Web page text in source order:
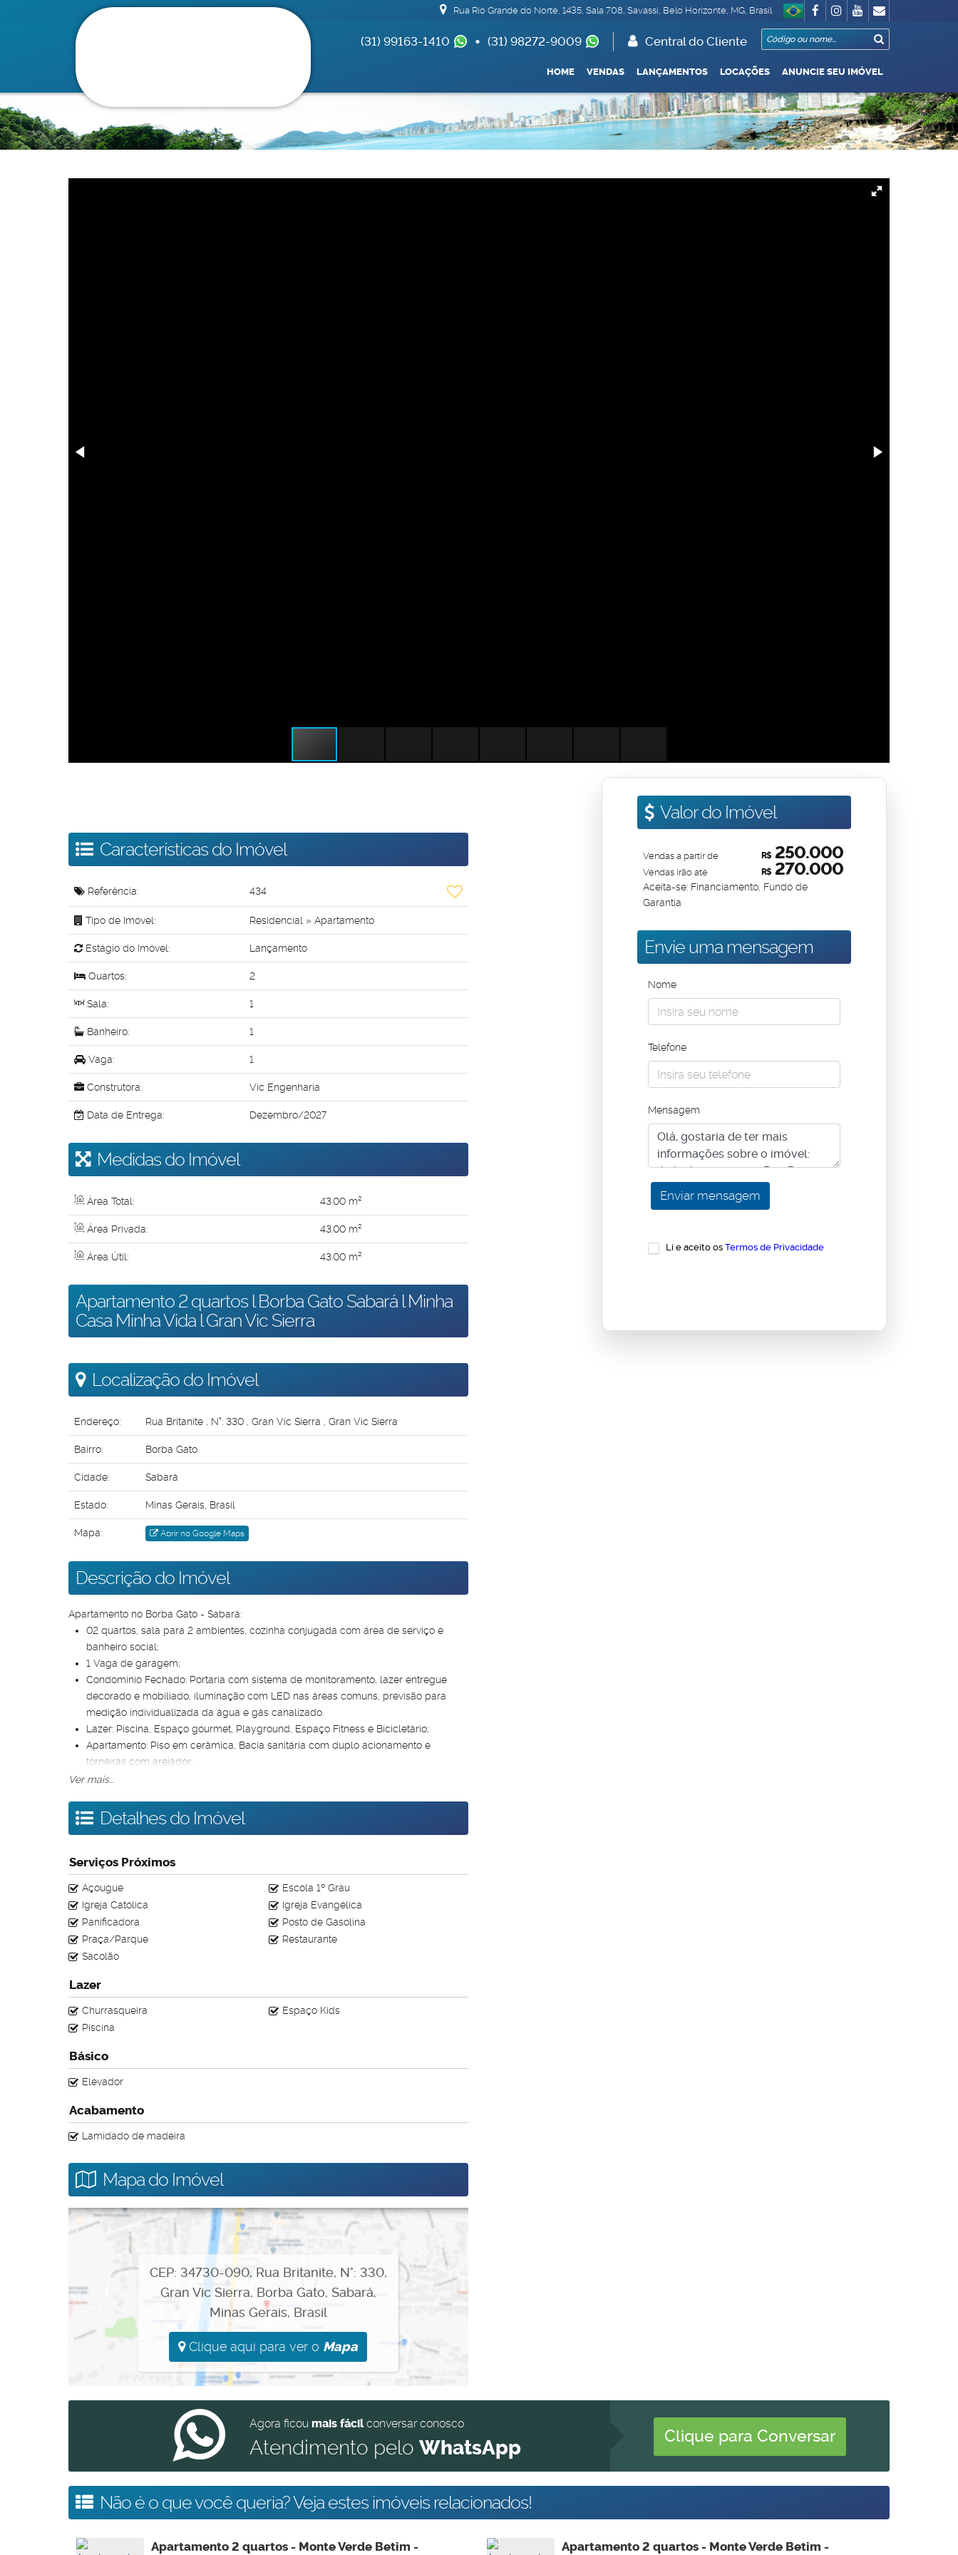
Rua Rio Grande do Norte, 1435, Sala 708, Savassi, Belo Horizonte, MG, Brasil
Central do Cliente
(31) 99163-1410
(31) 98272-9009
ANUNCIE SEU IMÓVEL
LOCAÇÕES
LANÇAMENTOS
VENDAS
HOME
Valor do Imóvel
R$250.000
Vendas a partir de
R$270.000
Vendas irão até
Aceita-se: Financiamento, Fundo de
Garantia
Envie uma mensagem
Nome
Telefone
Mensagem
Li e aceito os Termos de Privacidade
Características do Imóvel
Referência: 434
Tipo de Imóvel: Residencial » Apartamento
Estágio do Imóvel: Lançamento
Quartos: 2
Sala: 1
Banheiro: 1
Vaga: 1
Construtora: Vic Engenharia
Data de Entrega: Dezembro/2027
Medidas do Imóvel
Área Total: 43.00 m²
Área Privada: 43.00 m²
Área Útil: 43.00 m²
Apartamento 2 quartos l Borba Gato Sabará l Minha
Casa Minha Vida l Gran Vic Sierra
Localização do Imóvel
Endereço: Rua Britanite N°: 330 Gran Vic Sierra Gran Vic Sierra
Bairro: Borba Gato
Cidade: Sabará
Estado: Minas Gerais, Brasil
Mapa: Abrir no Google Maps
Descrição do Imóvel
Apartamento no Borba Gato - Sabará:
02 quartos, sala para 2 ambientes, cozinha conjugada com área de serviço e
banheiro social;
1 Vaga de garagem;
Condomínio Fechado: Portaria com sistema de monitoramento, lazer entregue
decorado e mobiliado, iluminação com LED nas áreas comuns, previsão para
medição individualizada da água e gás canalizado.
Lazer: Piscina, Espaço gourmet, Playground, Espaço Fitness e Bicicletário;
Apartamento: Piso em cerâmica, Bacia sanitária com duplo acionamento e
torneiras com arejador;
Localizado a 15 minutos da estação São Gabriel.
cabem no seu orçamento e todos os benefícios do Programa Minha Casa Minha Vida!
Ver mais...
Detalhes do Imóvel
Serviços Próximos
Açougue
Escola 1º Grau
Igreja Católica
Igreja Evangélica
Panificadora
Posto de Gasolina
Praça/Parque
Restaurante
Sacolão
Lazer
Churrasqueira
Espaço Kids
Piscina
Básico
Elevador
Acabamento
Lamidado de madeira
Mapa do Imóvel
CEP: 34730-090, Rua Britanite, N°: 330,
Gran Vic Sierra, Borba Gato, Sabará,
Minas Gerais, Brasil
Clique aqui para ver o Mapa
Agora ficou mais fácilconversar conosco
Atendimento pelo WhatsApp Clique para Conversar
Não é o que você queria? Veja estes imóveis relacionados!
Apartamento 2 quartos - Monte Verde Betim -
Apartamento 2 quartos - Monte Verde Betim -